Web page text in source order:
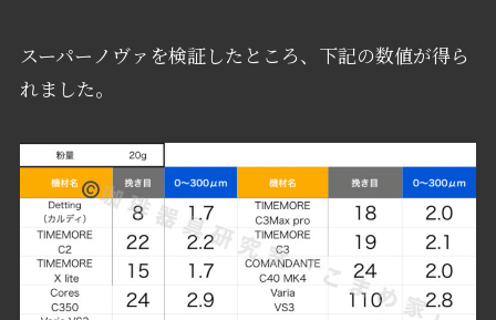
スーパーノヴァを検証したところ、下記の数値が得ら
れました。